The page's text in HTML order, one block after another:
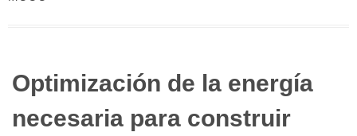
Optimización de la energía
necesaria para construir